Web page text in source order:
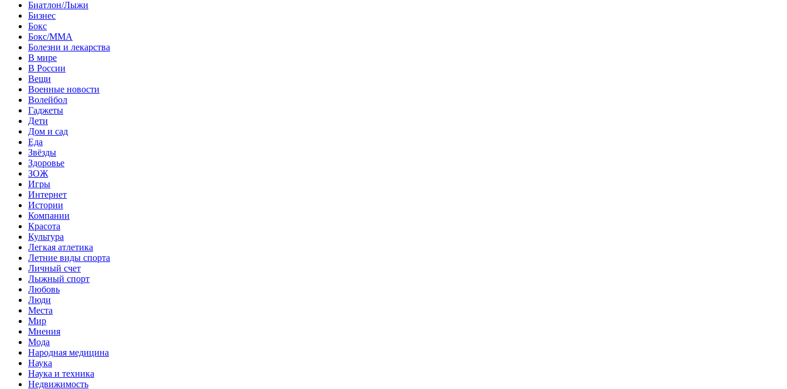
Биатлон/Лыжи
Бизнес
Бокс
Бокс/MMA
Болезни и лекарства
В мире
В России
Вещи
Военные новости
Волейбол
Гаджеты
Дети
Дом и сад
Еда
Звёзды
Здоровье
ЗОЖ
Игры
Интернет
Истории
Компании
Красота
Культура
Легкая атлетика
Летние виды спорта
Личный счет
Лыжный спорт
Любовь
Люди
Места
Мир
Мнения
Мода
Народная медицина
Наука
Наука и техника
Недвижимость